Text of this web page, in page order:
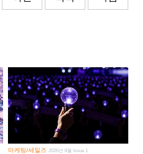
마케팅/세일즈 2026년 8월 Issue 1